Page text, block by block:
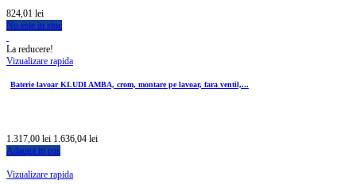
824,01 lei
Nu este in stoc
La reducere!
Vizualizare rapida
Baterie lavoar KLUDI AMBA, crom, montare pe lavoar, fara ventil,...
1.317,00 lei 1.636,04 lei
Adauga in cos
Vizualizare rapida